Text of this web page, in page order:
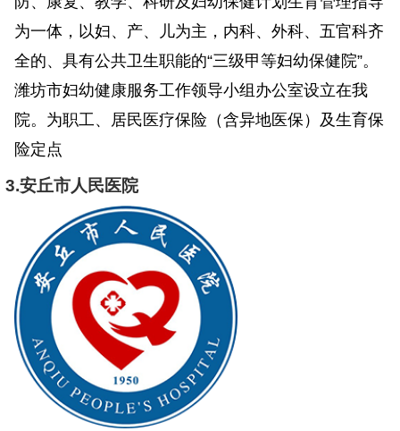
为一体，以妇、产、儿为主，内科、外科、五官科齐
全的、具有公共卫生职能的“三级甲等妇幼保健院”。
潍坊市妇幼健康服务工作领导小组办公室设立在我
院。为职工、居民医疗保险（含异地医保）及生育保
险定点
3.安丘市人民医院